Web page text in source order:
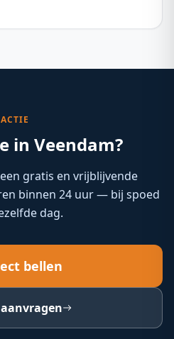
ACTIE
in Veendam?
gratis en vrijblijvende
binnen 24 uur — bij spoed
dag.
bellen